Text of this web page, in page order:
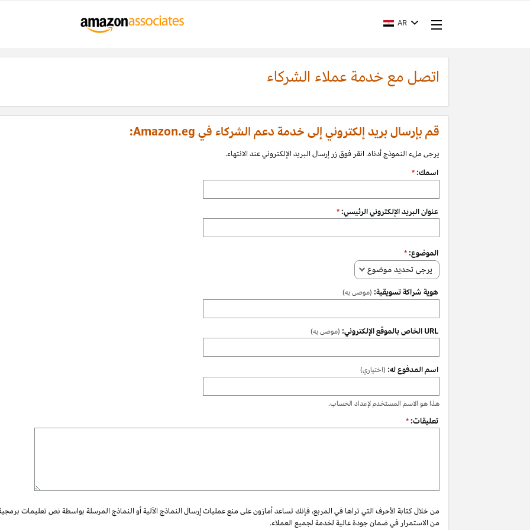
AR
اتصل مع خدمة عملاء الشركاء
قم بإرسال بريد إلكتروني إلى خدمة دعم الشركاء في Amazon.eg:
يرجى ملء النموذج أدناه. انقر فوق زر إرسال البريد الإلكتروني عند الانتهاء.
اسمك:*
عنوان البريد الإلكتروني الرئيسي:*
الموضوع:*
يرجى تحديد موضوع
هوية شراكة تسويقية: (موصى به)
URL الخاص بالموقع الإلكتروني: (موصى به)
اسم المدفوع له: (اختياري)
هذا هو الاسم المستخدم لإعداد الحساب.
تعليقات:*
من خلال كتابة الأحرف التي تراها في المربع، فإنك تساعد أمازون على منع عمليات إرسال النماذج الآلية أو النماذج المرسلة بواسطة نص تعليمات
من الاستمرار في ضمان جودة عالية لخدمة لجميع العملاء.